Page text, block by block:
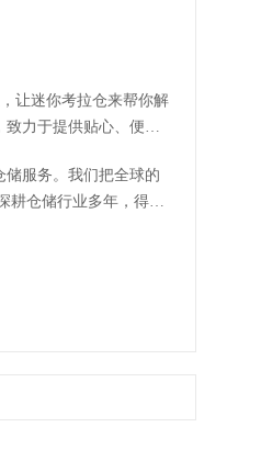
力于提供贴心、便捷
储服务。我们把全球的